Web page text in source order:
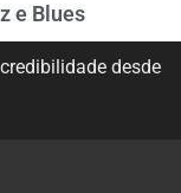
e Blues
desde